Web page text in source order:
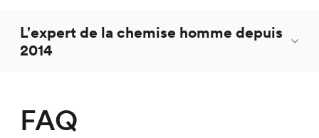
L'expert de la chemise homme depuis
2014
FAQ